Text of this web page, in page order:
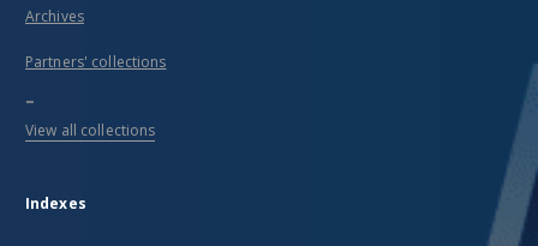
Archives
Partners' collections
...
View all collections
Indexes